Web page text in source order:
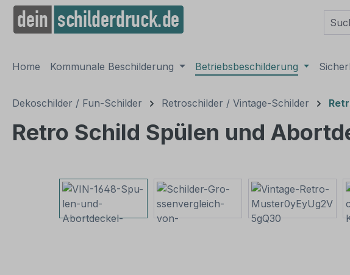
Zur Hauptnavigation springen
Home Kommunale Beschilderung Betriebsbeschilderung
Dekoschilder / Fun-Schilder Retroschilder / Vintage-Schilder
Retro Schild Spülen und
Bildergalerie überspringen